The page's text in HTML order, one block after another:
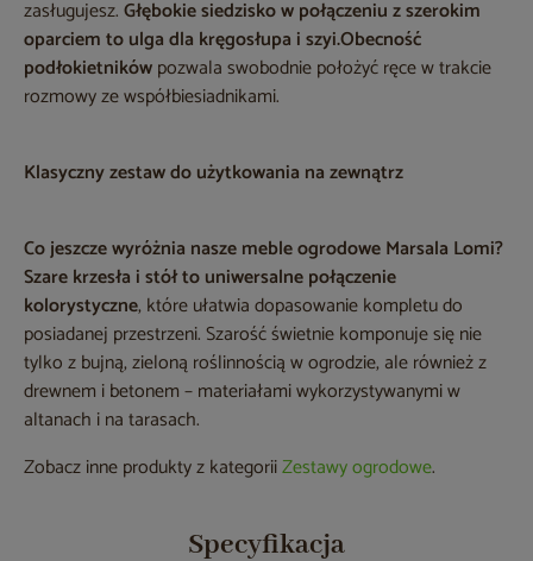
zasługujesz.Głębokie siedzisko w połączeniu z szerokim
oparciem to ulga dla kręgosłupa i szyi.Obecność
podłokietnikówpozwala swobodnie położyć ręce w trakcie
rozmowy ze współbiesiadnikami.
Klasyczny zestaw do użytkowania na zewnątrz
Co jeszcze wyróżnia nasze meble ogrodowe Marsala Lomi?
Szare krzesła i stół to uniwersalne połączenie
kolorystyczne, które ułatwia dopasowanie kompletu do
posiadanej przestrzeni. Szarość świetnie komponuje się nie
tylko z bujną, zieloną roślinnością w ogrodzie, ale również z
drewnem i betonem – materiałami wykorzystywanymi w
altanach i na tarasach.
Zobacz inne produkty z kategoriiZestawy ogrodowe.
Specyfikacja